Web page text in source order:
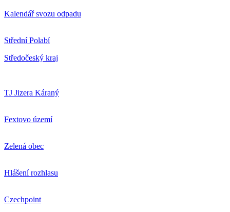
Kalendář svozu odpadu
Střední Polabí
Středočeský kraj
TJ Jizera Káraný
Fextovo území
Zelená obec
Hlášení rozhlasu
Czechpoint